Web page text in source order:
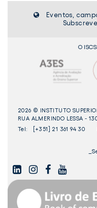
Eventos,
O
2026 © INSTITUTO
RUA ALMERINDO LESSA -
Tel:
[+351] 21 361 94 30
LINKEDININSTAGAMFACEBOOK
YOUTUBE